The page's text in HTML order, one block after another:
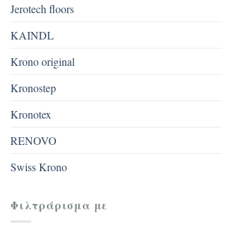
Jerotech floors
KAINDL
Krono original
Kronostep
Kronotex
RENOVO
Swiss Krono
Φιλτράρισμα με